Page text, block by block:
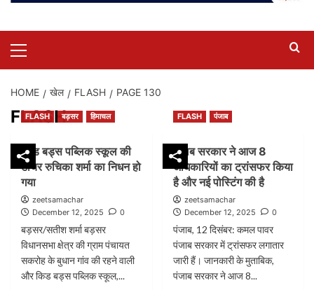
Menu
HOME खेल FLASH PAGE 130
FLASH
FLASH बड़सर हिमाचल
किड बड्स पब्लिक स्कूल की
टीचर रुचिका शर्मा का निधन हो
गया
zeetsamachar
December 12, 2025
0
बड़सर/सतीश शर्मा बड़सर
विधानसभा क्षेत्र की ग्राम पंचायत
सकरोह के बुधान गांव की रहने वाली
और किड बड्स पब्लिक स्कूल,...
FLASH पंजाब
पंजाब सरकार ने आज 8
अधिकारियों का ट्रांसफर किया
है और नई पोस्टिंग की है
zeetsamachar
December 12, 2025
0
पंजाब, 12 दिसंबर: कमल पावर
पंजाब सरकार में ट्रांसफर लगातार
जारी हैं। जानकारी के मुताबिक,
पंजाब सरकार ने आज 8...